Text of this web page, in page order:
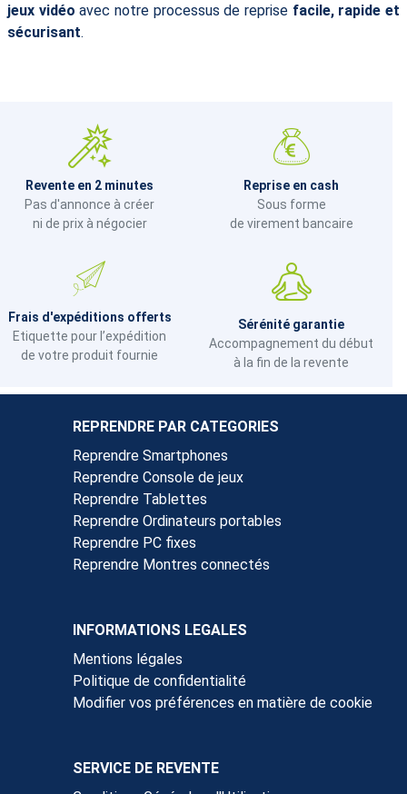
jeux vidéo avec notre processus de reprise facile, rapide et
sécurisant.
Revente en 2 minutes
Pas d'annonce à créer
ni de prix à négocier
Reprise en cash
Sous forme
de virement bancaire
Frais d'expéditions offerts
Etiquette pour l’expédition
de votre produit fournie
Sérénité garantie
Accompagnement du début
à la fin de la revente
REPRENDRE PAR CATEGORIES
Reprendre Smartphones
Reprendre Console de jeux
Reprendre Tablettes
Reprendre Ordinateurs portables
Reprendre PC fixes
Reprendre Montres connectés
INFORMATIONS LEGALES
Mentions légales
Politique de confidentialité
Modifier vos préférences en matière de cookie
SERVICE DE REVENTE